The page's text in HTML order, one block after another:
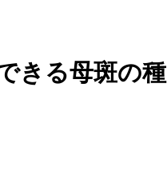
きる母斑の種